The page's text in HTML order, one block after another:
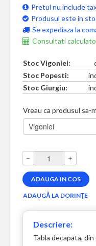
Pretul nu include
Produsul este in
Se expediaza la
Consultati
Stoc Vigoniei:
Stoc Popesti:
Stoc Giurgiu:
Vreau ca produsul sa-
– +
Descriere:
Tabla decapata,